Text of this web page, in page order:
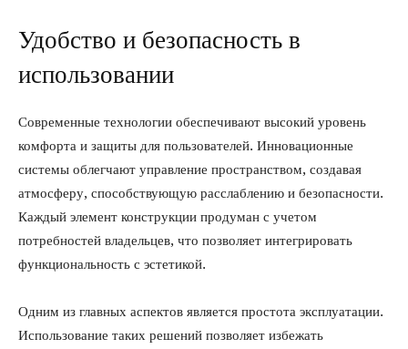
Удобство и безопасность в
использовании
Современные технологии обеспечивают высокий уровень
комфорта и защиты для пользователей. Инновационные
системы облегчают управление пространством, создавая
атмосферу, способствующую расслаблению и безопасности.
Каждый элемент конструкции продуман с учетом
потребностей владельцев, что позволяет интегрировать
функциональность с эстетикой.
Одним из главных аспектов является простота эксплуатации.
Использование таких решений позволяет избежать